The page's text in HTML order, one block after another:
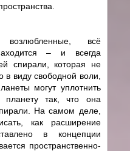
всё
– и всегда
спирали, которая не
виду свободной воли,
могут уплотнить
планету так, что она
На самом деле,
как расширение
в концепции
пространственно-